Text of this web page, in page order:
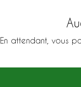
En attendant, vous